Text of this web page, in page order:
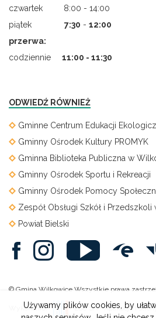
czwartek 8:00 - 14:00
piątek 7:30 - 12:00
przerwa:
codziennie
11:00 - 11:30
ODWIEDŹ RÓWNIEŻ
Gminne Centrum Edukacji
Gminny Ośrodek Kultury PROMYK
Gminna Biblioteka Publiczna w
Gminny Ośrodek Sportu i Rekreacji
Gminny Ośrodek Pomocy
Zespół Obsługi Szkół i
Powiat Bielski
© Gmina Wilkowice Wszystkie prawa
Wykonanie: ESC SA-Aplikacje i
Używamy plików cookies, by